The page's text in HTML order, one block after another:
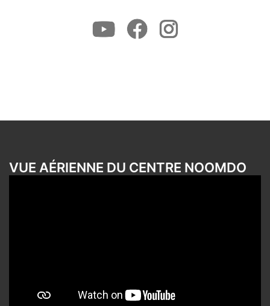
Youtube FacebookInstagram
VUE AÉRIENNE DU CENTRE NOOMDO